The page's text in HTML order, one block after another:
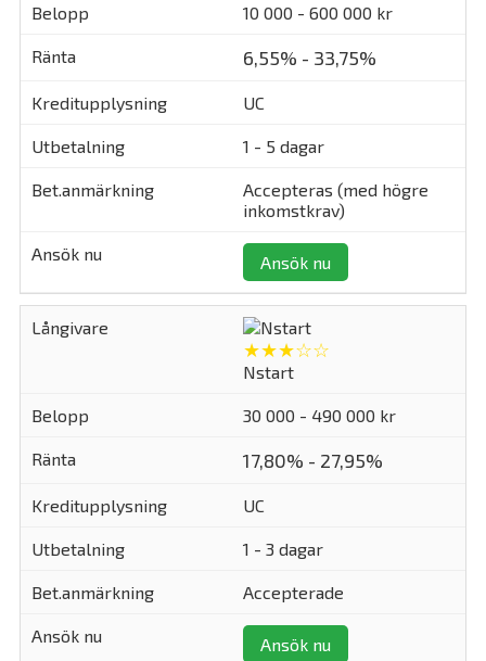
10 000 - 600 000 kr
6,55% - 33,75%
UC
1 - 5 dagar
Accepteras (med högre
inkomstkrav)
Ansök nu
★★★☆☆
Nstart
30 000 - 490 000 kr
17,80% - 27,95%
UC
1 - 3 dagar
Accepterade
Ansök nu